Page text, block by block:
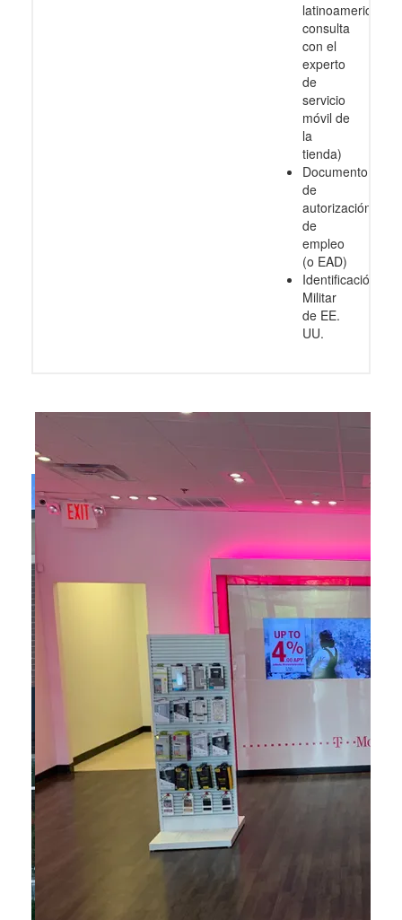
latinoamericanos,
consulta
con el
experto
de
servicio
móvil de
la
tienda)
Documento
de
autorización
de
empleo
(o EAD)
Identificación
Militar
de EE.
UU.